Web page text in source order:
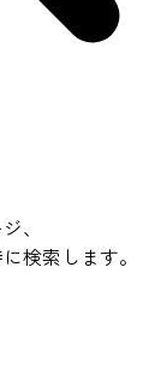
、
検索します。